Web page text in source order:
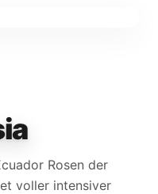
Rosen der
voller intensiver